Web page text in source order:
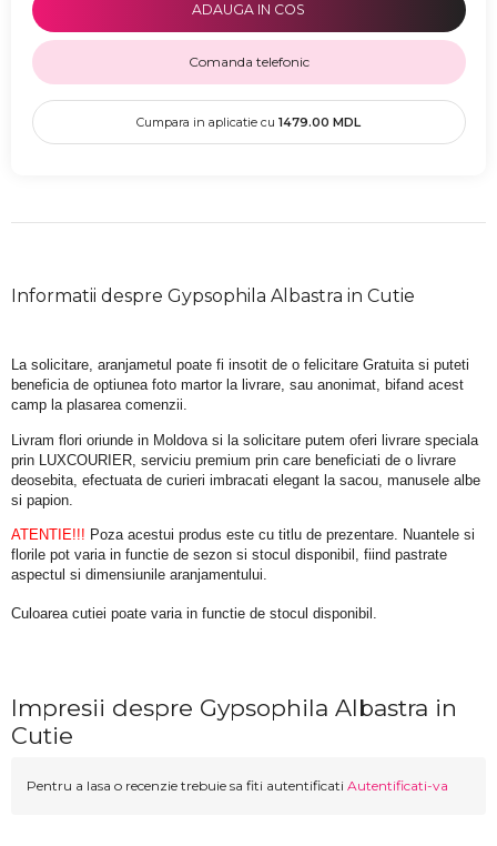
ADAUGA IN COS
Comanda telefonic
Cumpara in aplicatie cu 1479.00 MDL
Informatii despre Gypsophila Albastra in Cutie
La solicitare, aranjametul poate fi insotit de o felicitare Gratuita si puteti
beneficia de optiunea foto martor la livrare, sau anonimat, bifand acest
camp la plasarea comenzii.
Livram flori oriunde in Moldova si la solicitare putem oferi livrare speciala
prin LUXCOURIER, serviciu premium prin care beneficiati de o livrare
deosebita, efectuata de curieri imbracati elegant la sacou, manusele albe
si papion.
ATENTIE!!! Poza acestui produs este cu titlu de prezentare. Nuantele si
florile pot varia in functie de sezon si stocul disponibil, fiind pastrate
aspectul si dimensiunile aranjamentului.
Culoarea cutiei poate varia in functie de stocul disponibil.
Impresii despre Gypsophila Albastra in
Cutie
Pentru a lasa o recenzie trebuie sa fiti autentificati Autentificati-va